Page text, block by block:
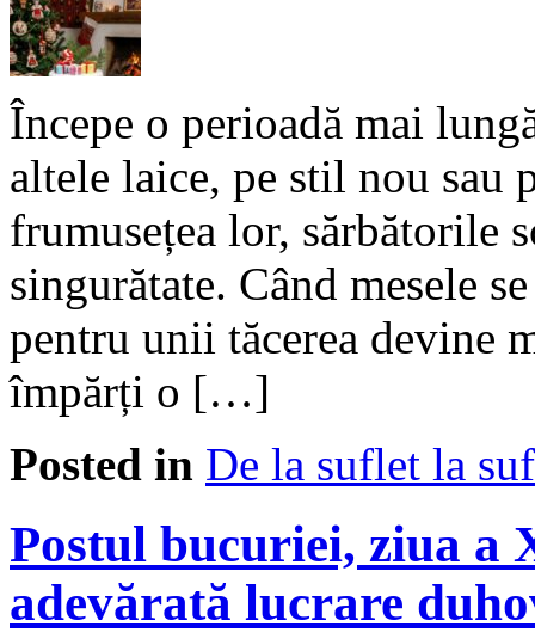
Începe o perioadă mai
altele laice, pe stil nou sau
frumusețea lor, sărbătorile
singurătate. Când mesele
pentru unii tăcerea devine
împărți o […]
Posted in De la suflet la
Postul bucuriei, ziua a
adevărată lucrare